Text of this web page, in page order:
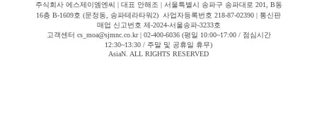
주식회사 에스제이엠엔씨 | 대표 안해조 | 서울특별시 송파구 송파대로 201, B동
16층 B-1609호 (문정동, 송파테라타워2) 사업자등록번호 218-87-02390 | 통신판
매업 신고번호 제-2024-서울송파-3233호
고객센터 cs_moa@sjmnc.co.kr | 02-400-6036 (평일 10:00~17:00 / 점심시간
12:30~13:30 / 주말 및 공휴일 휴무)
AsiaN. ALL RIGHTS RESERVED